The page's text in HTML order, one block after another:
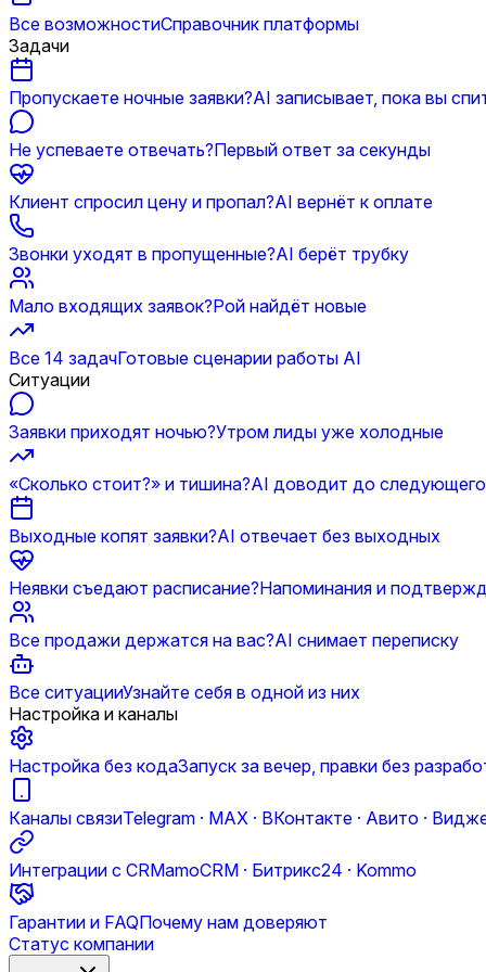
Все возможностиСправочник платформы
Задачи
Пропускаете ночные заявки?AI записывает, пока вы
Не успеваете отвечать?Первый ответ за секунды
Клиент спросил цену и пропал?AI вернёт к оплате
Звонки уходят в пропущенные?AI берёт трубку
Мало входящих заявок?Рой найдёт новые
Все 14 задачГотовые сценарии работы AI
Ситуации
Заявки приходят ночью?Утром лиды уже холодные
«Сколько стоит?» и тишина?AI доводит до
Выходные копят заявки?AI отвечает без выходных
Неявки съедают расписание?Напоминания и
Все продажи держатся на вас?AI снимает переписку
Все ситуацииУзнайте себя в одной из них
Настройка и каналы
Настройка без кодаЗапуск за вечер, правки без
Каналы связиTelegram · MAX · ВКонтакте · Авито ·
Интеграции с CRMamoCRM · Битрикс24 · Kommo
Гарантии и FAQПочему нам доверяют
Статус компании